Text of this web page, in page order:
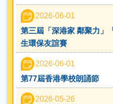
2025-02-20
香港青少年兒童繪畫公開
2025-02-19
Now TV STEM奬勵計劃
2025-02-19
2024-2025 年度「閃耀之
2026-06-01
第三屆「深港家 鄰聚力」
生環保友誼賽
2026-06-01
第77屆香港學校朗誦節
2026-05-26